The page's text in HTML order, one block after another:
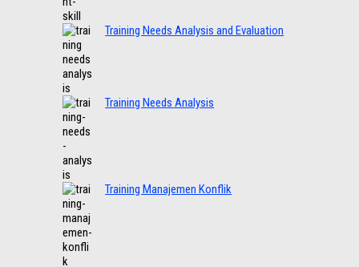
Training Needs Analysis and Evaluation
Training Needs Analysis
Training Manajemen Konflik